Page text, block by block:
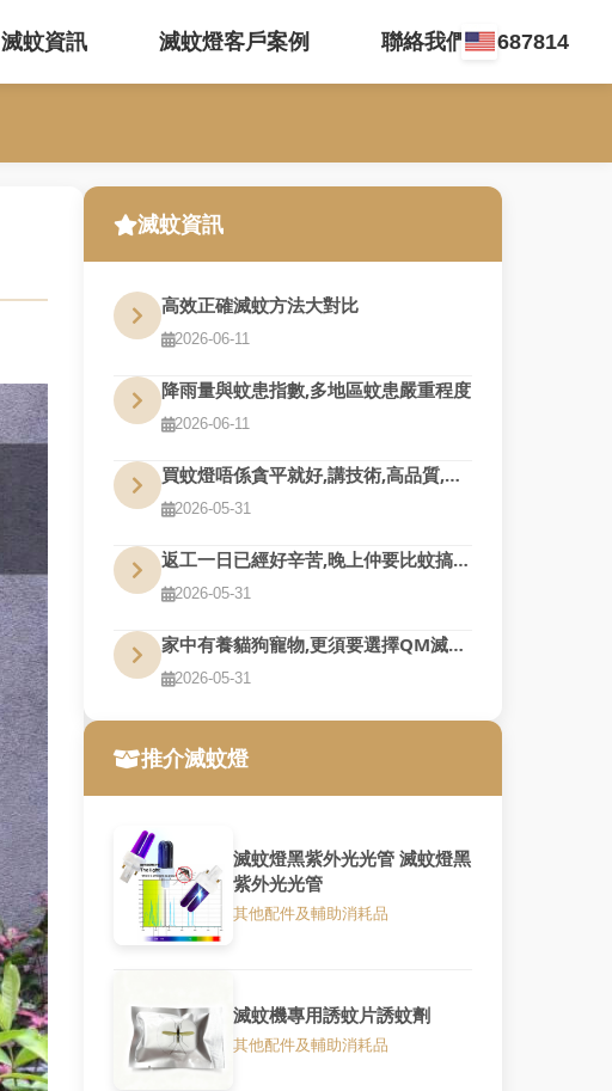
滅蚊資訊 滅蚊燈客戶案例 聯絡我們 35687814
滅蚊資訊
高效正確滅蚊方法大對比
2026-06-11
降雨量與蚊患指數,多地區蚊患嚴重程度
2026-06-11
買蚊燈唔係貪平就好,講技術,高品質,夠耐用才是真的好用
2026-05-31
返工一日已經好辛苦,晚上仲要比蚊搞到訓唔好,QM幫到您
2026-05-31
家中有養貓狗寵物,更須要選擇QM滅蚊燈
2026-05-31
推介滅蚊燈
滅蚊燈黑紫外光光管 滅蚊燈黑
紫外光光管
其他配件及輔助消耗品
滅蚊機專用誘蚊片誘蚊劑
其他配件及輔助消耗品